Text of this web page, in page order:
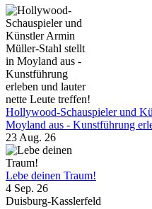
Hollywood-Schauspieler und
Moyland aus - Kunstführung
23 Aug. 26
Lebe deinen Traum!
4 Sep. 26
Duisburg-Kasslerfeld